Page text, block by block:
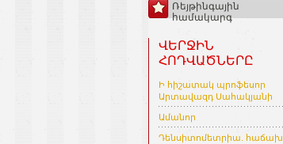
Ռեյթինգային
համակարգ
ՎԵՐՋԻՆ
ՀՈԴՎԱԾՆԵՐԸ
Ի հիշատակ պրոֆեսոր
Արտավազդ Սահակյանի
Ամանոր
Դենսիտոմետրիա. հաճախ